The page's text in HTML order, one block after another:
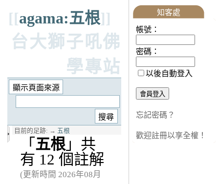
[[agama:五根]]
台大獅子吼佛
學專站
目前的足跡: → 五根
「 五根 」共
有 12 個註解
(更新時間 2026年08月
知客處
帳號：
密碼：
以後自動登入
忘記密碼？
歡迎註冊以享全權！